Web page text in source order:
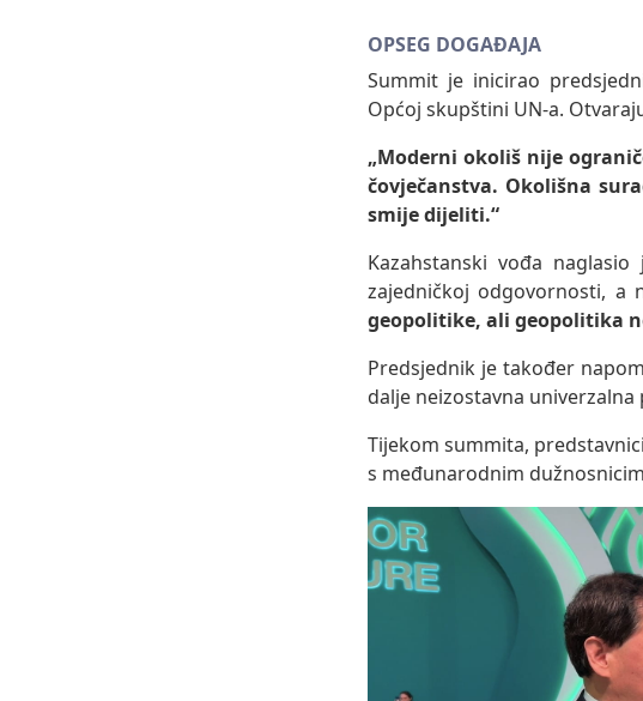
OPSEG DOGAĐAJA
Summit je inicirao
Općoj skupštini UN-a.
„Moderni okoliš nije
čovječanstva. Okolišna
smije dijeliti.“
Kazahstanski vođa
zajedničkoj odgovornosti, a
geopolitike, ali geopolitika
Predsjednik je također
dalje neizostavna
Tijekom summita,
s međunarodnim